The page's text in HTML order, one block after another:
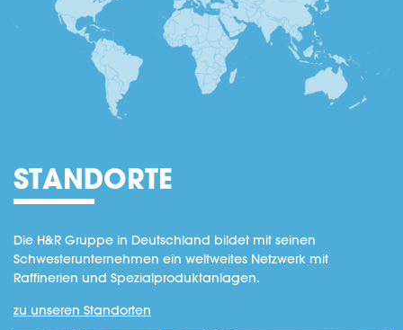
STANDORTE
Die H&R Gruppe in Deutschland bildet mit seinen
Schwesterunternehmen ein weltweites Netzwerk mit
Raffinerien und Spezialproduktanlagen.
zu unseren Standorten